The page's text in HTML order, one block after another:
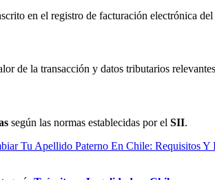
en el registro de facturación electrónica
de la transacción y datos tributarios
según las normas establecidas por el SII.
Tu Apellido Paterno En Chile: Requisitos Y